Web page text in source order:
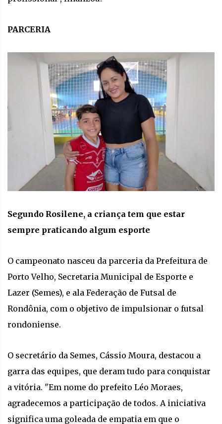
PARCERIA
Segundo Rosilene, a criança tem que estar
sempre praticando algum esporte
O campeonato nasceu da parceria da Prefeitura de
Porto Velho, Secretaria Municipal de Esporte e
Lazer (Semes), e ala Federação de Futsal de
Rondônia, com o objetivo de impulsionar o futsal
rondoniense.
O secretário da Semes, Cássio Moura, destacou a
garra das equipes, que deram tudo para conquistar
a vitória. "Em nome do prefeito Léo Moraes,
agradecemos a participação de todos. A iniciativa
significa uma goleada de empatia em que o